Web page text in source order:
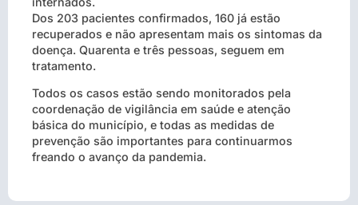
Dos 203 pacientes confirmados, 160 já estão
recuperados e não apresentam mais os sintomas da
doença. Quarenta e três pessoas, seguem em
tratamento.
Todos os casos estão sendo monitorados pela
coordenação de vigilância em saúde e atenção
básica do município, e todas as medidas de
prevenção são importantes para continuarmos
freando o avanço da pandemia.